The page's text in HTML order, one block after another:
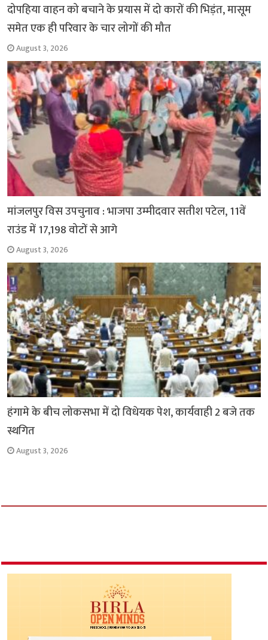
दोपहिया वाहन को बचाने के प्रयास में दो कारों की भिड़ंत, मासूम
समेत एक ही परिवार के चार लोगों की मौत
August 3, 2026
मांजलपुर विस उपचुनाव : भाजपा उम्मीदवार सतीश पटेल, 11वें
राउंड में 17,198 वोटों से आगे
August 3, 2026
हंगामे के बीच लोकसभा में दो विधेयक पेश, कार्यवाही 2 बजे तक
स्थगित
August 3, 2026